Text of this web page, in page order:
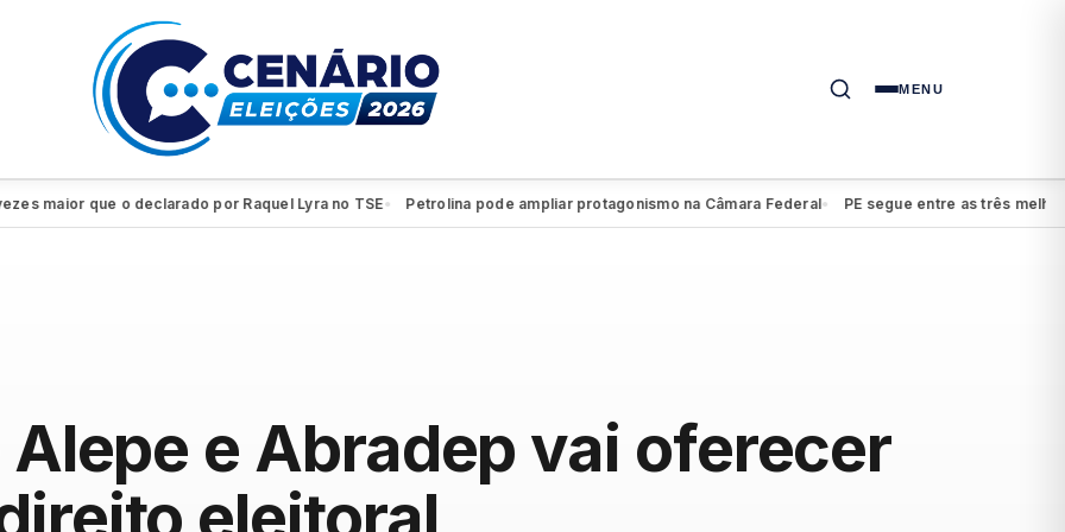
MENU
que o declarado por Raquel Lyra no TSE ● Petrolina pode ampliar protagonismo na Câmara Federal● PE segue entre as três melhores
e Abradep vai oferecer